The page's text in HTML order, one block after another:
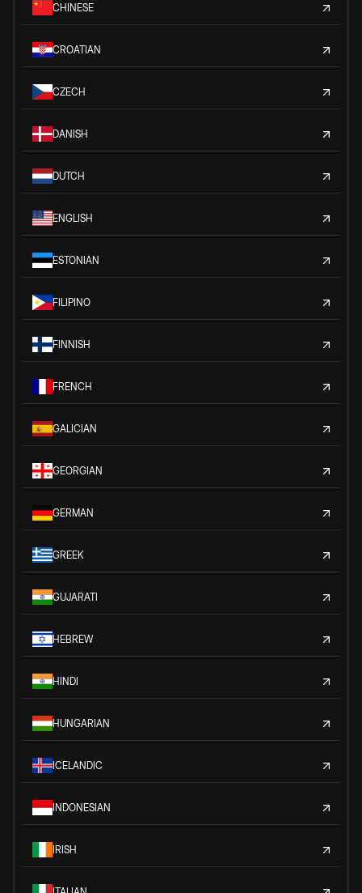
CHINESE
CROATIAN
CZECH
DANISH
DUTCH
ENGLISH
ESTONIAN
FILIPINO
FINNISH
FRENCH
GALICIAN
GEORGIAN
GERMAN
GREEK
GUJARATI
HEBREW
HINDI
HUNGARIAN
ICELANDIC
INDONESIAN
IRISH